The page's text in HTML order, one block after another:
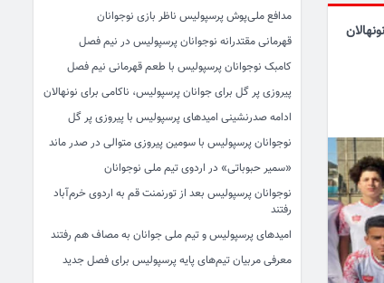
مدافع ملی‌پوش پرسپولیس ناظر بازی نوجوانان
قهرمانی مقتدرانه نوجوانان پرسپولیس در نیم فصل
کامبک نوجوانان پرسپولیس با طعم قهرمانی نیم فصل
پیروزی پر گل برای جوانان پرسپولیس، ناکامی برای نونهالان
ادامه صدرنشینی امیدهای پرسپولیس با پیروزی پر گل
نوجوانان پرسپولیس با سومین پیروزی متوالی در صدر ماند
«سمیر حبوباتی» در اردوی تیم ملی نوجوانان
نوجوانان پرسپولیس بعد از تورنمنت قم به اردوی خرم‌آباد
رفتند
امیدهای پرسپولیس و تیم ملی جوانان به مصاف هم رفتند
معرفی مربیان تیم‌های پایه پرسپولیس برای فصل جدید